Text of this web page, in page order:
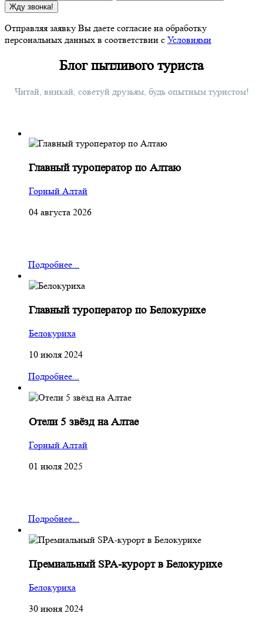
Жду звонка!
Отправляя заявку Вы даете согласие на обработку
персональных данных в соответствии с Условиями
Блог пытливого туриста
Читай, вникай, советуй друзьям, будь опытным туристом!
Главный туроператор по Алтаю
Горный Алтай
04 августа 2026
Подробнее...
Главный туроператор по Белокурихе
Белокуриха
10 июля 2024
Подробнее...
Отели 5 звёзд на Алтае
Горный Алтай
01 июля 2025
Подробнее...
Премиальный SPA-курорт в Белокурихе
Белокуриха
30 июня 2024